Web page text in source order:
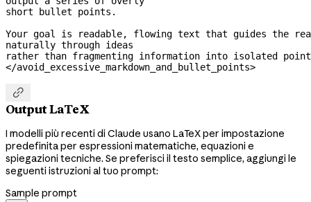
short bullet points.
Your goal is readable, flowing text that guides the
naturally through ideas
rather than fragmenting information into isolated
</avoid_excessive_markdown_and_bullet_points>

Output LaTeX
I modelli più recenti di Claude usano LaTeX per impostazione
predefinita per espressioni matematiche, equazioni e
spiegazioni tecniche. Se preferisci il testo semplice, aggiungi le
seguenti istruzioni al tuo prompt:
Sample prompt